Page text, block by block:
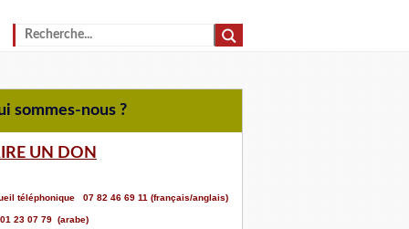
sommes-nous ?
UN DON
téléphonique 07 82 46 69 11 (français/anglais)
23 07 79 (arabe)